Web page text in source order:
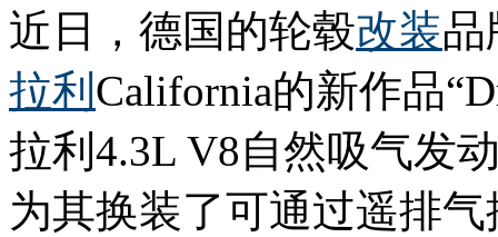
近日，德国的轮毂改装品
拉利 California的新作品
拉利4.3L V8自然吸气发
为其换装了可通过遥排